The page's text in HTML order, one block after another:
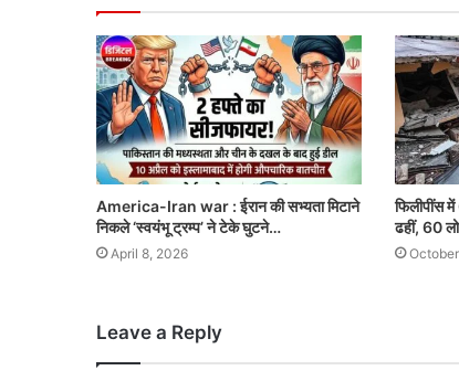
America-Iran war : ईरान की सभ्यता मिटाने
निकले ‘स्वयंभू ट्रम्प’ ने टेके घुटने…
April 8, 2026
फिलीपींस
ढहीं, 60
Leave a Reply